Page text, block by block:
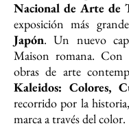
Nacional de Arte de
exposición más
Japón. Un nuevo
Maison romana. Con
obras de arte
Kaleidos: Colores,
recorrido por la
marca a través del color.